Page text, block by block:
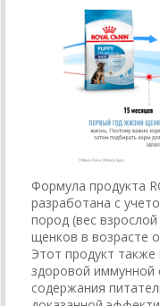
Формула продукта
разработана с
пород (вес
щенков в возрасте
Этот продукт
здоровой иммунной
содержания